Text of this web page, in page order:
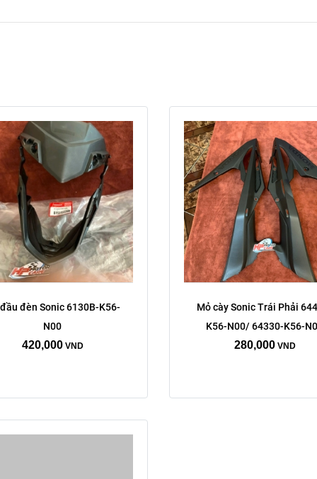
đèn Sonic 6130B-K56-
N00
420,000 VND
Mỏ cày Sonic Trái Phải
K56-N00/ 64330-K56-
280,000 VND
Trái phải:
phải
Xóa